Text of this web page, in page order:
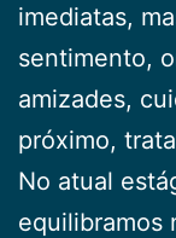
imediatas,
sentimento,
amizades,
próximo,
No atual
equilibramos